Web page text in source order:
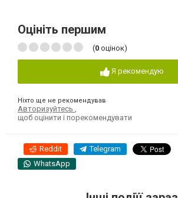
Оцініть першим
(0 оцінок)
Я рекомендую
Ніхто ще не рекомендував
Авторизуйтесь
щоб оцінити і порекомендувати
Reddit Telegram
WhatsApp